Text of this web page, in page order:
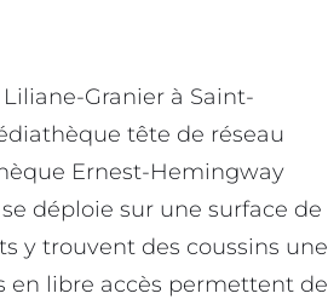
Granier à Saint-
tête de réseau
Ernest-Hemingway
déploie sur une surface de
y trouvent des coussins une
en libre accès permettent de